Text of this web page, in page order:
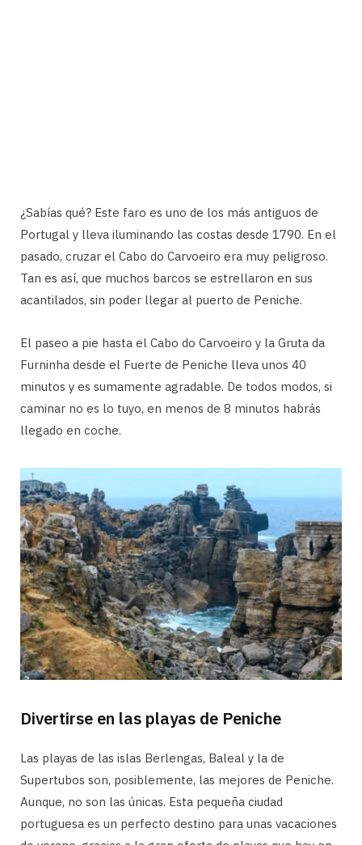
¿Sabías qué? Este faro es uno de los más antiguos de
Portugal y lleva iluminando las costas desde 1790. En el
pasado, cruzar el Cabo do Carvoeiro era muy peligroso.
Tan es así, que muchos barcos se estrellaron en sus
acantilados, sin poder llegar al puerto de Peniche.
El paseo a pie hasta el Cabo do Carvoeiro y la Gruta da
Furninha desde el Fuerte de Peniche lleva unos 40
minutos y es sumamente agradable. De todos modos, si
caminar no es lo tuyo, en menos de 8 minutos habrás
llegado en coche.
Divertirse en las playas de Peniche
Las playas de las islas Berlengas, Baleal y la de
Supertubos son, posiblemente, las mejores de Peniche.
Aunque, no son las únicas. Esta pequeña ciudad
portuguesa es un perfecto destino para unas vacaciones